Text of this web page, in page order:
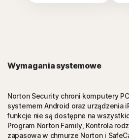
Wymagania systemowe
Norton Security chroni komputery
systemem Android oraz urządzenia
funkcje nie są dostępne na
Program Norton Family, Kontrola
zapasowa w chmurze Norton i